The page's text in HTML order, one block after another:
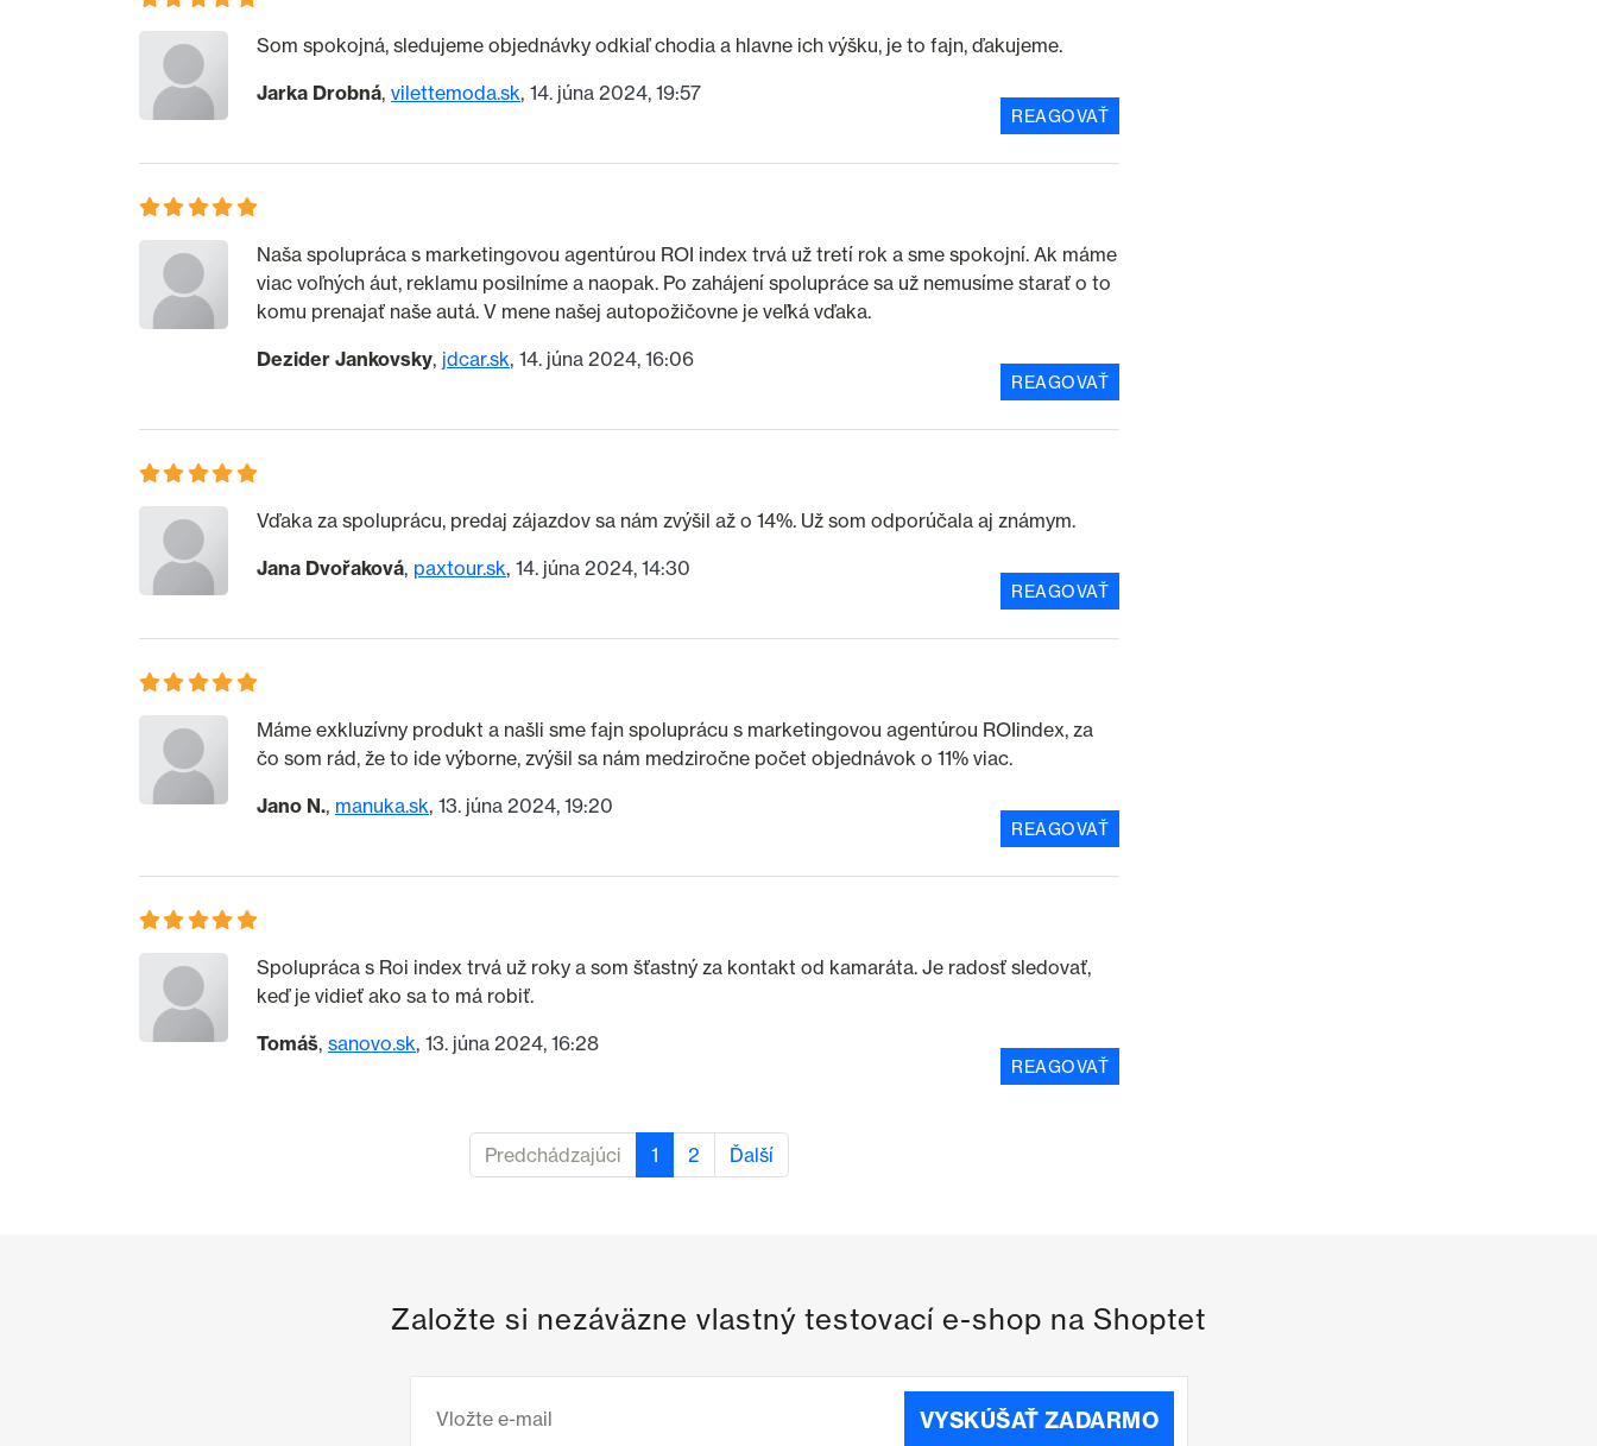
Som spokojná, sledujeme objednávky odkiaľ chodia a hlavne ich výšku, je to fajn, ďakujeme.
Jarka Drobná vilettemoda.sk 14. júna 2024, 19:57
REAGOVAŤ
Naša spolupráca s marketingovou agentúrou ROI index trvá už tretí rok a sme spokojní. Ak máme
viac voľných áut, reklamu posilníme a naopak. Po zahájení spolupráce sa už nemusíme starať o to
komu prenajať naše autá. V mene našej autopožičovne je veľká vďaka.
Dezider Jankovsky jdcar.sk 14. júna 2024, 16:06
REAGOVAŤ
Vďaka za spoluprácu, predaj zájazdov sa nám zvýšil až o 14%. Už som odporúčala aj známym.
Jana Dvořaková paxtour.sk 14. júna 2024, 14:30
REAGOVAŤ
Máme exkluzívny produkt a našli sme fajn spoluprácu s marketingovou agentúrou ROIindex, za
čo som rád, že to ide výborne, zvýšil sa nám medziročne počet objednávok o 11% viac.
Jano N. manuka.sk 13. júna 2024, 19:20
REAGOVAŤ
Spolupráca s Roi index trvá už roky a som šťastný za kontakt od kamaráta. Je radosť sledovať,
keď je vidieť ako sa to má robiť.
Tomáš sanovo.sk 13. júna 2024, 16:28
REAGOVAŤ
Predchádzajúci 1 2 Ďalší
Založte si nezáväzne vlastný testovací e-shop na Shoptet
VYSKÚŠAŤ ZADARMO